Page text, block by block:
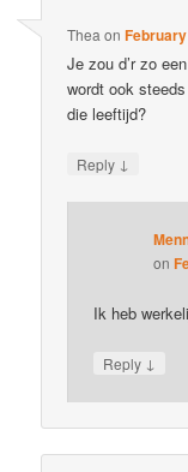
Thea on
Je zou d’r zo
wordt ook
die leeftijd?
Reply ↓
on
Ik heb
Reply ↓